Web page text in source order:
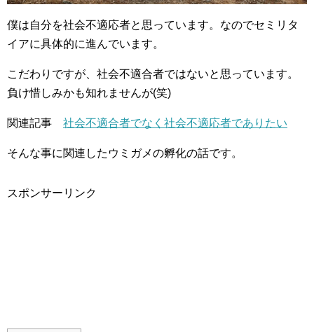
僕は自分を社会不適応者と思っています。なのでセミリタ
イアに具体的に進んでいます。
こだわりですが、社会不適合者ではないと思っています。
負け惜しみかも知れませんが(笑)
関連記事 社会不適合者でなく社会不適応者でありたい
そんな事に関連したウミガメの孵化の話です。
スポンサーリンク